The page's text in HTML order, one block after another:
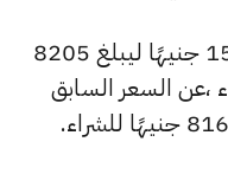
شهد سعر عيار 24 تراجعًا بقيمة 15 جنيهًا ليبلغ 8205
للشراء ،عن السعر السابق